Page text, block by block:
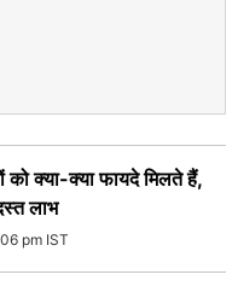
को क्या-क्या फायदे मिलते हैं,
लाभ
pm IST